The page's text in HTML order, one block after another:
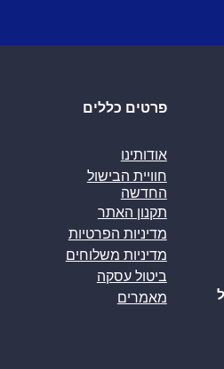
פרטים כללים
אודותינו
חוויית הבישול
החדשה
תקנון האתר
מדיניות הפרטיות
מדיניות משלוחים
ביטול עסקה
מאמרים